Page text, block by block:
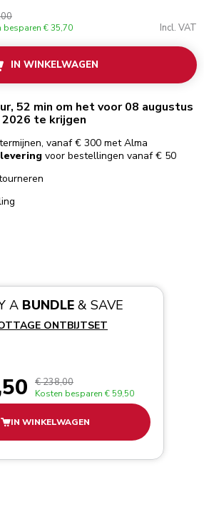
besparen € 35,70 Incl. VAT
IN WINKELWAGEN
52 min om het voor 08 augustus
2026 te krijgen
vanaf € 300 met Alma
voor bestellingen vanaf € 50
A BUNDLE& SAVE
ONTBIJTSET
€ 238,00
Kosten besparen € 59,50
IN WINKELWAGEN